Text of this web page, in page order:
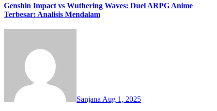
Genshin Impact vs Wuthering Waves: Duel ARPG Anime
Terbesar: Analisis Mendalam
SanjanaAug 1, 2025